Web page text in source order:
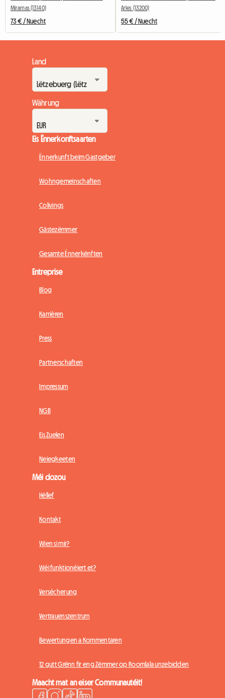
Miramas (13140)
73 € / Nuecht
Arles (13200)
55 € / Nuecht
Land
Währung
Eis Ënnerkonftsaarten
Ënnerkunft beim Gastgeber
Wohngemeinschaften
Colivings
Gästezëmmer
Gesamte Ënnerkënften
Entreprise
Blog
Karrièren
Press
Partnerschaften
Impressum
NGB
Eis Zuelen
Neiegkeeten
Méi dozou
Hëllef
Kontakt
Wien si mir?
Wéi funktionéiert et?
Versécherung
Vertrauenszentrum
Bewertungen a Kommentaren
12 gutt Grënn fir eng Zëmmer op Roomlala unzebidden
Maacht mat an eiser Communautéit!